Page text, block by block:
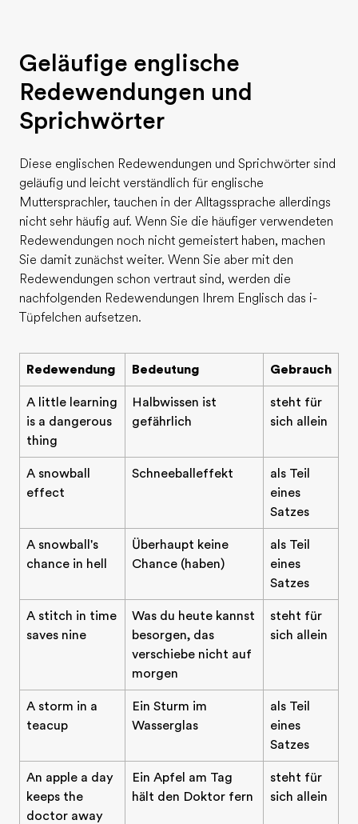
Geläufige englische
Redewendungen und
Sprichwörter
Diese englischen Redewendungen und Sprichwörter sind
geläufig und leicht verständlich für englische
Muttersprachler, tauchen in der Alltagssprache allerdings
nicht sehr häufig auf. Wenn Sie die häufiger verwendeten
Redewendungen noch nicht gemeistert haben, machen
Sie damit zunächst weiter. Wenn Sie aber mit den
Redewendungen schon vertraut sind, werden die
nachfolgenden Redewendungen Ihrem Englisch das i-
Tüpfelchen aufsetzen.
Redewendung Bedeutung Gebrauch
A little learning
is a dangerous
thing
Halbwissen ist
gefährlich
steht für
sich allein
A snowball
effect
Schneeballeffekt
als Teil
eines
Satzes
A snowball's
chance in hell
Überhaupt keine
Chance (haben)
als Teil
eines
Satzes
A stitch in time
saves nine
Was du heute kannst
besorgen, das
verschiebe nicht auf
morgen
steht für
sich allein
A storm in a
teacup
Ein Sturm im
Wasserglas
als Teil
eines
Satzes
An apple a day
keeps the
doctor away
Ein Apfel am Tag
hält den Doktor fern
steht für
sich allein